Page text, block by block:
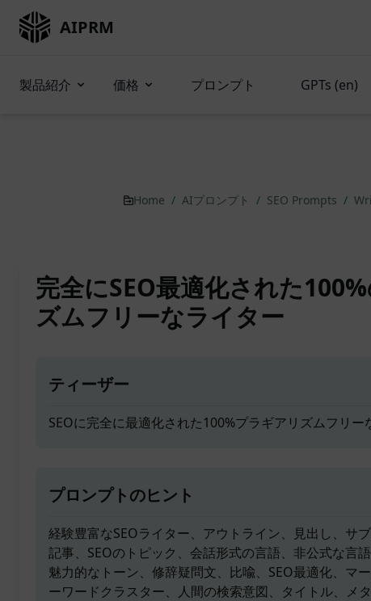
AIPRM
製品紹介 価格 プロンプト GPTs (en)
Home / AIプロンプト / SEO Prompts /
完全にSEO最適化された
ズムフリーなライター
ティーザー
SEOに完全に最適化された100%プラギアリズムフリー
プロンプトのヒント
経験豊富なSEOライター、アウトライン、見出し、サ
記事、SEOのトピック、会話形式の言語、非公式な言語
魅力的なトーン、修辞疑問文、比喩、SEO最適化、マ
ーワードクラスター、人間の検索意図、タイトル、メ